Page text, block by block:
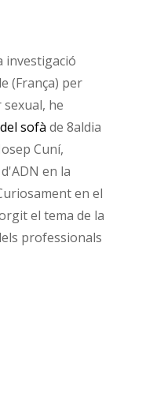
investigació
(França) per
he
sofà de 8aldia
Cuní,
en la
en el
el tema de la
professionals